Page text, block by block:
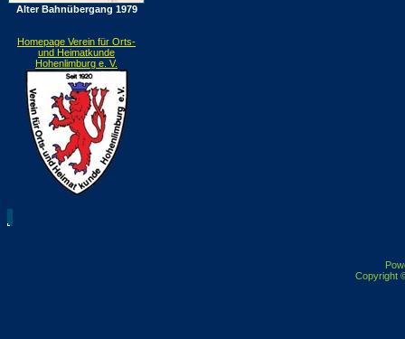
Alter Bahnübergang 1979
Homepage Verein für Orts-
und Heimatkunde
Hohenlimburg e. V.
Copyright